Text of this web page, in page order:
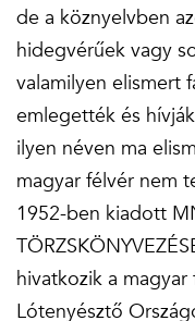
de a köznyelvben
hidegvérűek vagy
valamilyen elismert
emlegették és
ilyen néven ma
magyar félvér nem
1952-ben kiadott
hivatkozik a
Lótenyésztő